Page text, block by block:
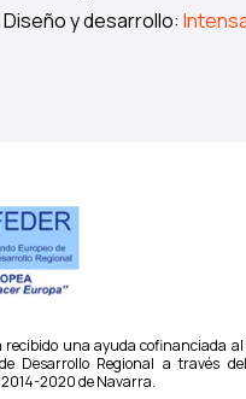
y desarrollo:
recibido una ayuda cofinanciada
Desarrollo Regional a través
2014-2020 de Navarra.